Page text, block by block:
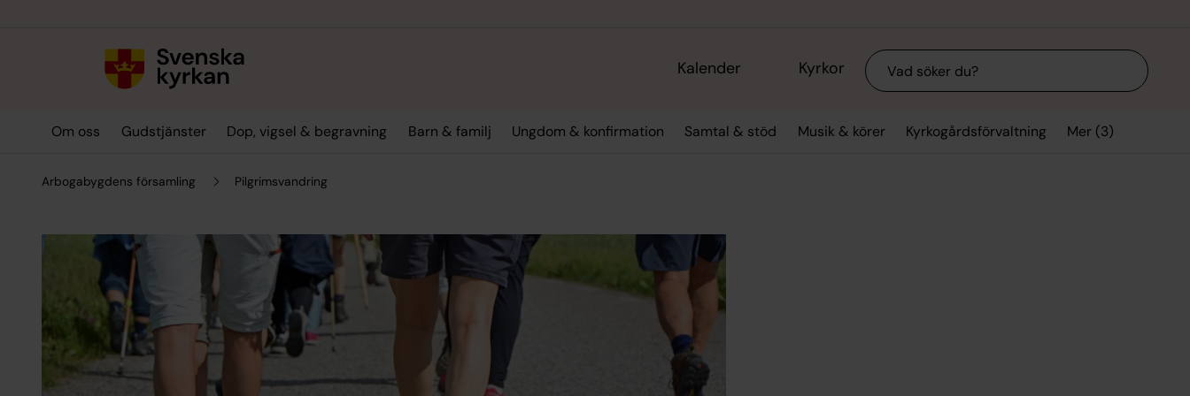
Kalender Kyrkor Sök
Om oss Gudstjänster Dop, vigsel & begravning Barn & familj Ungdom & konfirmation Samtal & stöd Musik & körer Kyrkogårdsförvaltning Mer (3)
Arbogabygdens församling Pilgrimsvandring